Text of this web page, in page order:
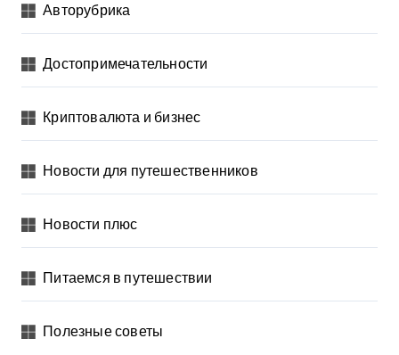
Авторубрика
Достопримечательности
Криптовалюта и бизнес
Новости для путешественников
Новости плюс
Питаемся в путешествии
Полезные советы